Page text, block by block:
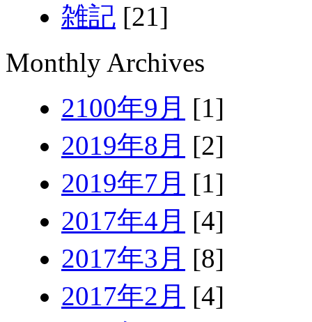
雑記 [21]
Monthly Archives
2100年9月 [1]
2019年8月 [2]
2019年7月 [1]
2017年4月 [4]
2017年3月 [8]
2017年2月 [4]